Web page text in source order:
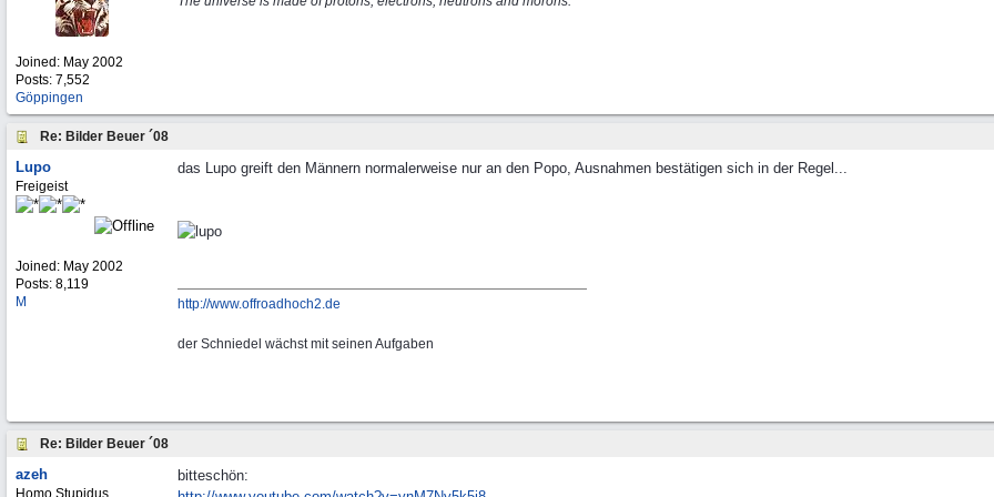
Joined: May 2002
Posts: 7,552
Göppingen
Re: Bilder Beuer ´08
Lupo
Freigeist
Joined: May 2002
Posts: 8,119
M
das Lupo greift den Männern normalerweise nur an den Popo, Ausnahmen bestätigen sich in der Regel...
http://www.offroadhoch2.de
der Schniedel wächst mit seinen Aufgaben
Re: Bilder Beuer ´08
azeh
Homo Stupidus
bitteschön: